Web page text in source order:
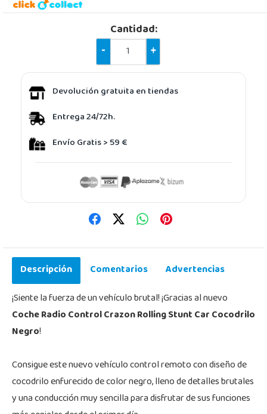
Cantidad:
-
+
Devolución gratuita en tiendas
Entrega 24/72h.
Envío Gratis > 59 €
Descripción Comentarios
Advertencias
¡Siente la fuerza de un vehículo brutal! ¡Gracias al nuevo
Coche Radio Control Crazon Rolling Stunt Car Cocodrilo
Negro!
Consigue este nuevo vehículo control remoto con diseño de
cocodrilo enfurecido de color negro, lleno de detalles brutales
y una conducción muy sencilla para disfrutar de sus funciones